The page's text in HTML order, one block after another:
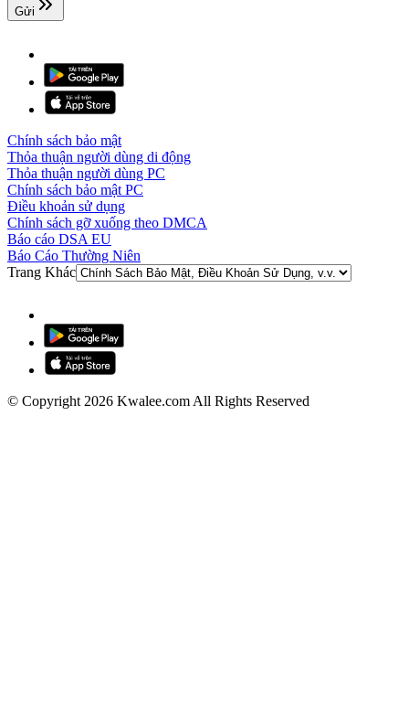
Gửi
Chính sách bảo mật
Thỏa thuận người dùng di động
Thỏa thuận người dùng PC
Chính sách bảo mật PC
Điều khoản sử dụng
Chính sách gỡ xuống theo DMCA
Báo cáo DSA EU
Báo Cáo Thường Niên
Trang Khác
© Copyright 2026 Kwalee.com All Rights Reserved